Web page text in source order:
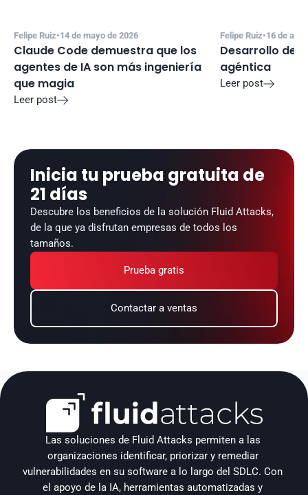
Felipe Ruiz•14 de mayo de 2026
Claude Code demuestra que los
agentes de IA son más ingeniería
que magia
Leer post
Felipe Ruiz•16 de
Desarrollo de
agéntica
Leer post
Inicia tu prueba gratuita de
21 días
Descubre los beneficios de la solución Fluid Attacks,
de la que ya disfrutan empresas de todos los
tamaños.
Prueba gratis
Contactar a ventas
Las soluciones de Fluid Attacks permiten a las
organizaciones identificar, priorizar y remediar
vulnerabilidades en su software a lo largo del SDLC. Con
el apoyo de la IA, herramientas automatizadas y